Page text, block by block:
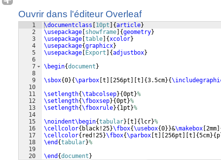
Ouvrir dans l'éditeur Overleaf
1
2
3
4
5
6
7
8
9
10
11
12
13
14
15
16
17
18
19
20
\documentclass 10pt {article}
\usepackage showframe {geometry}
\usepackage table {xcolor}
\usepackage{graphicx}
\usepackage
Export {adjustbox}
\begin{document }
\sbox{0}{\parbox t 256pt t {3.5cm}{
\setlength{\tabcolsep}{0pt }%
\setlength{\fboxsep}{0pt }%
\setlength{\fboxrule}{ 1pt }%
\noindent\begin{tabular} t { lcr}%
\cellcolor{ black!25}\fbox{\usebox{0}}&\makebox 2mm
\cellcolor{ red!25}\fbox{\parbox t 256pt t {5cm}{
\end {tabular}%
\end {document }